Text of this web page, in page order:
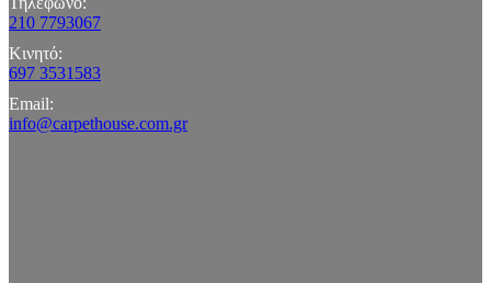
210 7793067
Κινητό:
697 3531583
Email:
info@carpethouse.com.gr